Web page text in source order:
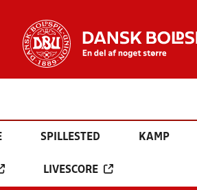
SPILLESTED KAMP
LIVESCORE